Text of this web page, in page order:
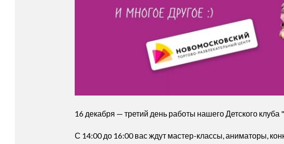
16 декабря — третий день работы нашего Детского
С 14:00 до 16:00 вас ждут мастер-классы, аниматоры,